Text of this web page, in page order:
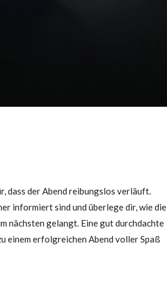
dass der Abend reibungslos verläuft.
informiert sind und überlege dir, wie die
nächsten gelangt. Eine gut durchdachte
einem erfolgreichen Abend voller Spaß